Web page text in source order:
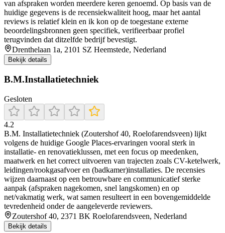
van afspraken worden meerdere keren genoemd. Op basis van de
huidige gegevens is de recensiekwaliteit hoog, maar het aantal
reviews is relatief klein en ik kon op de toegestane externe
beoordelingsbronnen geen specifiek, verifieerbaar profiel
terugvinden dat ditzelfde bedrijf bevestigt.
Drenthelaan 1a, 2101 SZ Heemstede, Nederland
Bekijk details
B.M.Installatietechniek
Gesloten
4.2
B.M. Installatietechniek (Zoutershof 40, Roelofarendsveen) lijkt
volgens de huidige Google Places-ervaringen vooral sterk in
installatie- en renovatieklussen, met een focus op meedenken,
maatwerk en het correct uitvoeren van trajecten zoals CV-ketelwerk,
leidingen/rookgasafvoer en (badkamer)installaties. De recensies
wijzen daarnaast op een betrouwbare en communicatief sterke
aanpak (afspraken nagekomen, snel langskomen) en op
net/vakmatig werk, wat samen resulteert in een bovengemiddelde
tevredenheid onder de aangeleverde reviewers.
Zoutershof 40, 2371 BK Roelofarendsveen, Nederland
Bekijk details